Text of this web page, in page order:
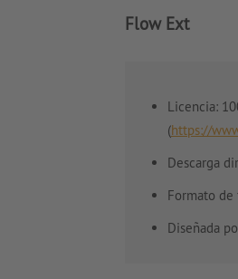
Flow Ext
Licencia:
(https://
Descarga
Formato de
Diseñada